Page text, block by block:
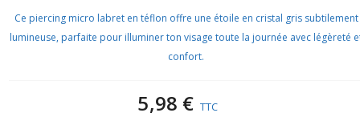
Ce piercing micro labret en téflon offre une étoile en cristal gris subtilement
lumineuse, parfaite pour illuminer ton visage toute la journée avec légèreté
confort.
5,98 € TTC